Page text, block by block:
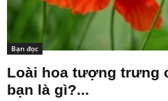
Bạn đọc
Loài hoa tượng trưng
bạn là gì?...